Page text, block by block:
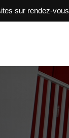
sur rendez-vous